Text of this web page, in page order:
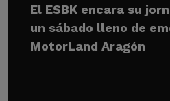
El ESBK encara su
un sábado lleno de
MotorLand Aragón